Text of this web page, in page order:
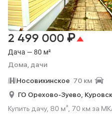
Дача — 80 м²
Дома, дачи
2 499 000 ₽
Носовихинское 70 км
ГО Орехово-Зуево,
Купить дачу, 80 м², 70 км за